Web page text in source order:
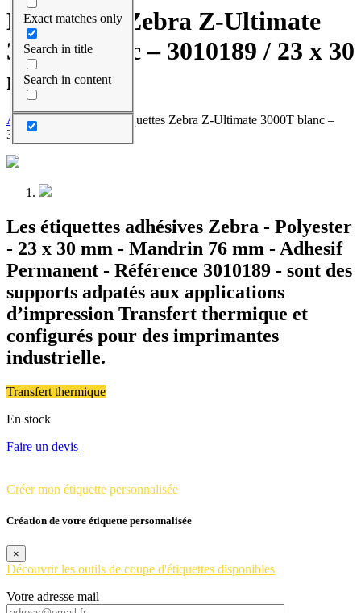
Exact matches only
Search in title
Search in content
Étiquettes Zebra Z-Ultimate
3000T blanc – 3010189 / 23 x 30
mm
Accueil
Étiquettes Zebra Z-Ultimate 3000T blanc –
3010189 / 23 x 30 mm
Les étiquettes adhésives Zebra - Polyester
- 23 x 30 mm - Mandrin 76 mm - Adhesif
Permanent - Référence 3010189 - sont des
supports adpatés aux applications
d’impression Transfert thermique et
configurés pour des imprimantes
industrielle.
Transfert thermique
En stock
Faire un devis
Créer mon étiquette personnalisée
Création de votre étiquette personnalisée
×
Découvrir les outils de coupe d'étiquettes disponibles
Votre adresse mail